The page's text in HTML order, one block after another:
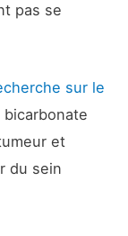
pas se
sur le
bicarbonate
et
du sein